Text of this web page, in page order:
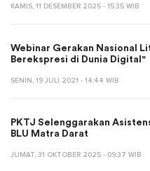
KAMIS, 11 DESEMBER 2025 - 15:35 WIB
Webinar Gerakan Nasional
Berekspresi di Dunia Digital"
SENIN, 19 JULI 2021 - 14:44 WIB
PKTJ Selenggarakan
BLU Matra Darat
JUMAT, 31 OKTOBER 2025 - 09:37 WIB